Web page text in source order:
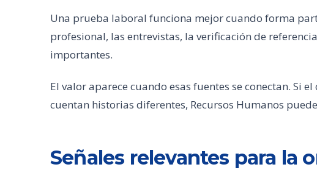
Una prueba laboral funciona mejor cuando forma
profesional, las entrevistas, la verificación de
importantes.
El valor aparece cuando esas fuentes se conectan. Si
cuentan historias diferentes, Recursos Humanos
Señales relevantes para la